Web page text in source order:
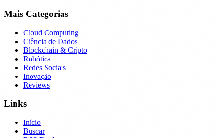
Mais Categorias
Cloud Computing
Ciência de Dados
Blockchain & Cripto
Robótica
Redes Sociais
Inovação
Reviews
Links
Início
Buscar